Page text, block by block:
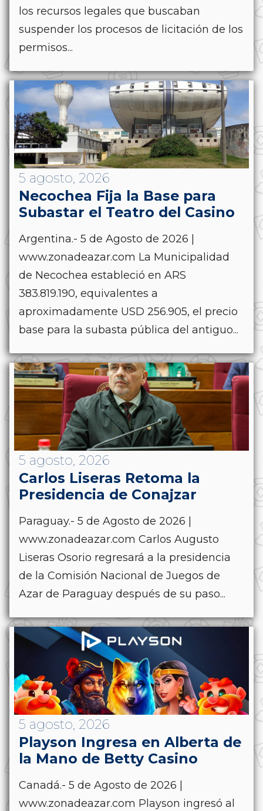
los recursos legales que buscaban
suspender los procesos de licitación de los
permisos...
5 agosto, 2026
Necochea Fija la Base para
Subastar el Teatro del Casino
Argentina.- 5 de Agosto de 2026 |
www.zonadeazar.com La Municipalidad
de Necochea estableció en ARS
383.819.190, equivalentes a
aproximadamente USD 256.905, el precio
base para la subasta pública del antiguo...
5 agosto, 2026
Carlos Liseras Retoma la
Presidencia de Conajzar
Paraguay.- 5 de Agosto de 2026 |
www.zonadeazar.com Carlos Augusto
Liseras Osorio regresará a la presidencia
de la Comisión Nacional de Juegos de
Azar de Paraguay después de su paso...
5 agosto, 2026
Playson Ingresa en Alberta de
la Mano de Betty Casino
Canadá.- 5 de Agosto de 2026 |
www.zonadeazar.com Playson ingresó al